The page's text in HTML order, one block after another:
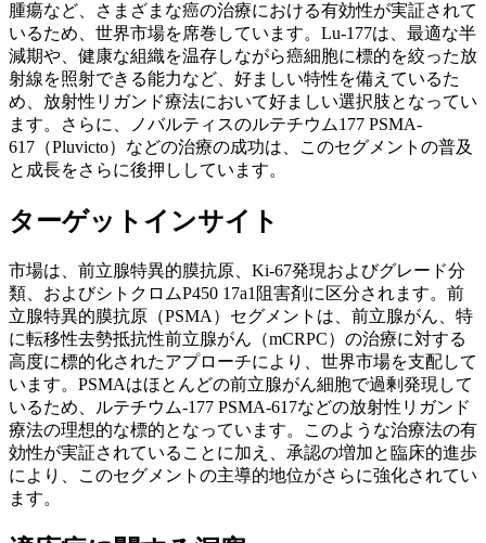
腫瘍など、さまざまな癌の治療における有効性が実証されて
いるため、世界市場を席巻しています。Lu-177は、最適な半
減期や、健康な組織を温存しながら癌細胞に標的を絞った放
射線を照射できる能力など、好ましい特性を備えているた
め、放射性リガンド療法において好ましい選択肢となってい
ます。さらに、ノバルティスのルテチウム177 PSMA-
617（Pluvicto）などの治療の成功は、このセグメントの普及
と成長をさらに後押ししています。
ターゲットインサイト
市場は、前立腺特異的膜抗原、Ki-67発現およびグレード分
類、およびシトクロムP450 17a1阻害剤に区分されます。前
立腺特異的膜抗原（PSMA）セグメントは、前立腺がん、特
に転移性去勢抵抗性前立腺がん（mCRPC）の治療に対する
高度に標的化されたアプローチにより、世界市場を支配して
います。PSMAはほとんどの前立腺がん細胞で過剰発現して
いるため、ルテチウム-177 PSMA-617などの放射性リガンド
療法の理想的な標的となっています。このような治療法の有
効性が実証されていることに加え、承認の増加と臨床的進歩
により、このセグメントの主導的地位がさらに強化されてい
ます。